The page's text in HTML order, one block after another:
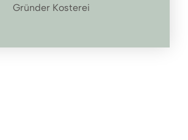
Gründer Kosterei